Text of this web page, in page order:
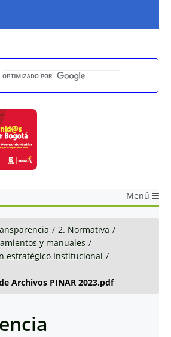
Menú
/ 2. Normativa /
y manuales /
estratégico Institucional /
Archivos PINAR 2023.pdf